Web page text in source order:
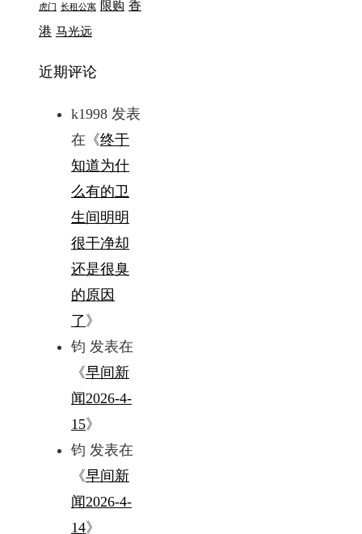
虎门 长租公寓 限购 香
港 马光远
近期评论
k1998 发表
在《终于
知道为什
么有的卫
生间明明
很干净却
还是很臭
的原因
了》
钧 发表在
《早间新
闻2026-4-
15》
钧 发表在
《早间新
闻2026-4-
14》